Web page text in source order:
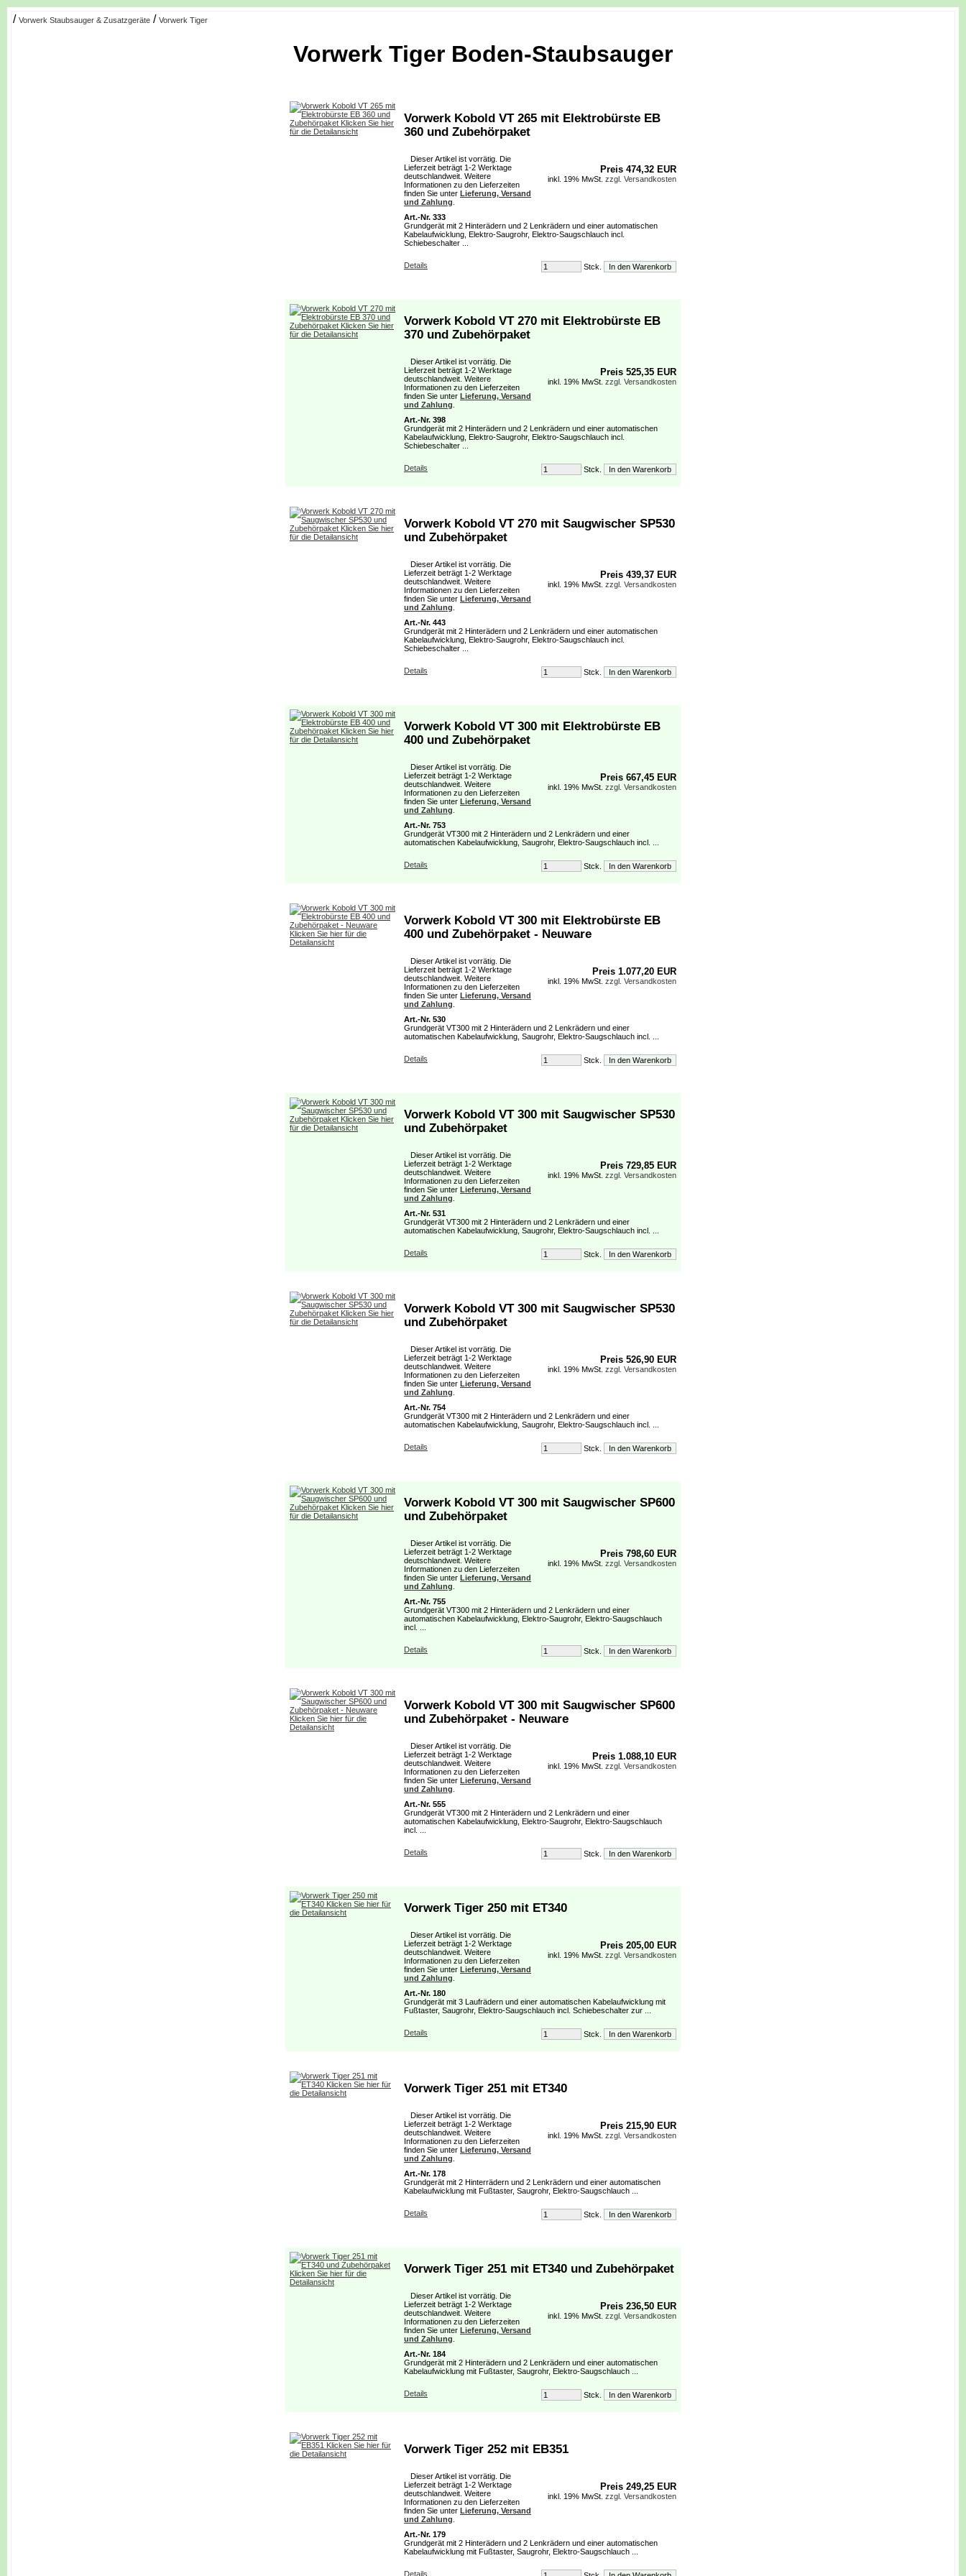
/ Vorwerk Staubsauger & Zusatzgeräte / Vorwerk Tiger
Vorwerk Tiger Boden-Staubsauger
Vorwerk Kobold VT 265 mit Elektrobürste EB
360 und Zubehörpaket
Dieser Artikel ist vorrätig. Die
Lieferzeit beträgt 1-2 Werktage
deutschlandweit. Weitere
Informationen zu den Lieferzeiten
finden Sie unter Lieferung, Versand
und Zahlung
Preis 474,32 EUR
inkl. 19% MwSt. zzgl. Versandkosten
Art.-Nr. 333
Grundgerät mit 2 Hinterädern und 2 Lenkrädern und einer automatischen
Kabelaufwicklung, Elektro-Saugrohr, Elektro-Saugschlauch incl.
Schiebeschalter ...
Details Stck.
Vorwerk Kobold VT 270 mit Elektrobürste EB
370 und Zubehörpaket
Dieser Artikel ist vorrätig. Die
Lieferzeit beträgt 1-2 Werktage
deutschlandweit. Weitere
Informationen zu den Lieferzeiten
finden Sie unter Lieferung, Versand
und Zahlung
Preis 525,35 EUR
inkl. 19% MwSt. zzgl. Versandkosten
Art.-Nr. 398
Grundgerät mit 2 Hinterädern und 2 Lenkrädern und einer automatischen
Kabelaufwicklung, Elektro-Saugrohr, Elektro-Saugschlauch incl.
Schiebeschalter ...
Details Stck.
Vorwerk Kobold VT 270 mit Saugwischer SP530
und Zubehörpaket
Dieser Artikel ist vorrätig. Die
Lieferzeit beträgt 1-2 Werktage
deutschlandweit. Weitere
Informationen zu den Lieferzeiten
finden Sie unter Lieferung, Versand
und Zahlung
Preis 439,37 EUR
inkl. 19% MwSt. zzgl. Versandkosten
Art.-Nr. 443
Grundgerät mit 2 Hinterädern und 2 Lenkrädern und einer automatischen
Kabelaufwicklung, Elektro-Saugrohr, Elektro-Saugschlauch incl.
Schiebeschalter ...
Details Stck.
Vorwerk Kobold VT 300 mit Elektrobürste EB
400 und Zubehörpaket
Dieser Artikel ist vorrätig. Die
Lieferzeit beträgt 1-2 Werktage
deutschlandweit. Weitere
Informationen zu den Lieferzeiten
finden Sie unter Lieferung, Versand
und Zahlung
Preis 667,45 EUR
inkl. 19% MwSt. zzgl. Versandkosten
Art.-Nr. 753
Grundgerät VT300 mit 2 Hinterädern und 2 Lenkrädern und einer
automatischen Kabelaufwicklung, Saugrohr, Elektro-Saugschlauch incl. ...
Details Stck.
Vorwerk Kobold VT 300 mit Elektrobürste EB
400 und Zubehörpaket - Neuware
Dieser Artikel ist vorrätig. Die
Lieferzeit beträgt 1-2 Werktage
deutschlandweit. Weitere
Informationen zu den Lieferzeiten
finden Sie unter Lieferung, Versand
und Zahlung
Preis 1.077,20 EUR
inkl. 19% MwSt. zzgl. Versandkosten
Art.-Nr. 530
Grundgerät VT300 mit 2 Hinterädern und 2 Lenkrädern und einer
automatischen Kabelaufwicklung, Saugrohr, Elektro-Saugschlauch incl. ...
Details Stck.
Vorwerk Kobold VT 300 mit Saugwischer SP530
und Zubehörpaket
Dieser Artikel ist vorrätig. Die
Lieferzeit beträgt 1-2 Werktage
deutschlandweit. Weitere
Informationen zu den Lieferzeiten
finden Sie unter Lieferung, Versand
und Zahlung
Preis 729,85 EUR
inkl. 19% MwSt. zzgl. Versandkosten
Art.-Nr. 531
Grundgerät VT300 mit 2 Hinterädern und 2 Lenkrädern und einer
automatischen Kabelaufwicklung, Saugrohr, Elektro-Saugschlauch incl. ...
Details Stck.
Vorwerk Kobold VT 300 mit Saugwischer SP530
und Zubehörpaket
Dieser Artikel ist vorrätig. Die
Lieferzeit beträgt 1-2 Werktage
deutschlandweit. Weitere
Informationen zu den Lieferzeiten
finden Sie unter Lieferung, Versand
und Zahlung
Preis 526,90 EUR
inkl. 19% MwSt. zzgl. Versandkosten
Art.-Nr. 754
Grundgerät VT300 mit 2 Hinterädern und 2 Lenkrädern und einer
automatischen Kabelaufwicklung, Saugrohr, Elektro-Saugschlauch incl. ...
Details Stck.
Vorwerk Kobold VT 300 mit Saugwischer SP600
und Zubehörpaket
Dieser Artikel ist vorrätig. Die
Lieferzeit beträgt 1-2 Werktage
deutschlandweit. Weitere
Informationen zu den Lieferzeiten
finden Sie unter Lieferung, Versand
und Zahlung
Preis 798,60 EUR
inkl. 19% MwSt. zzgl. Versandkosten
Art.-Nr. 755
Grundgerät VT300 mit 2 Hinterädern und 2 Lenkrädern und einer
automatischen Kabelaufwicklung, Elektro-Saugrohr, Elektro-Saugschlauch
incl. ...
Details Stck.
Vorwerk Kobold VT 300 mit Saugwischer SP600
und Zubehörpaket - Neuware
Dieser Artikel ist vorrätig. Die
Lieferzeit beträgt 1-2 Werktage
deutschlandweit. Weitere
Informationen zu den Lieferzeiten
finden Sie unter Lieferung, Versand
und Zahlung
Preis 1.088,10 EUR
inkl. 19% MwSt. zzgl. Versandkosten
Art.-Nr. 555
Grundgerät VT300 mit 2 Hinterädern und 2 Lenkrädern und einer
automatischen Kabelaufwicklung, Elektro-Saugrohr, Elektro-Saugschlauch
incl. ...
Details Stck.
Vorwerk Tiger 250 mit ET340
Dieser Artikel ist vorrätig. Die
Lieferzeit beträgt 1-2 Werktage
deutschlandweit. Weitere
Informationen zu den Lieferzeiten
finden Sie unter Lieferung, Versand
und Zahlung
Preis 205,00 EUR
inkl. 19% MwSt. zzgl. Versandkosten
Art.-Nr. 180
Grundgerät mit 3 Laufrädern und einer automatischen Kabelaufwicklung mit
Fußtaster, Saugrohr, Elektro-Saugschlauch incl. Schiebeschalter zur ...
Details Stck.
Vorwerk Tiger 251 mit ET340
Dieser Artikel ist vorrätig. Die
Lieferzeit beträgt 1-2 Werktage
deutschlandweit. Weitere
Informationen zu den Lieferzeiten
finden Sie unter Lieferung, Versand
und Zahlung
Preis 215,90 EUR
inkl. 19% MwSt. zzgl. Versandkosten
Art.-Nr. 178
Grundgerät mit 2 Hinterrädern und 2 Lenkrädern und einer automatischen
Kabelaufwicklung mit Fußtaster, Saugrohr, Elektro-Saugschlauch ...
Details Stck.
Vorwerk Tiger 251 mit ET340 und Zubehörpaket
Dieser Artikel ist vorrätig. Die
Lieferzeit beträgt 1-2 Werktage
deutschlandweit. Weitere
Informationen zu den Lieferzeiten
finden Sie unter Lieferung, Versand
und Zahlung
Preis 236,50 EUR
inkl. 19% MwSt. zzgl. Versandkosten
Art.-Nr. 184
Grundgerät mit 2 Hinterädern und 2 Lenkrädern und einer automatischen
Kabelaufwicklung mit Fußtaster, Saugrohr, Elektro-Saugschlauch ...
Details Stck.
Vorwerk Tiger 252 mit EB351
Dieser Artikel ist vorrätig. Die
Lieferzeit beträgt 1-2 Werktage
deutschlandweit. Weitere
Informationen zu den Lieferzeiten
finden Sie unter Lieferung, Versand
und Zahlung
Preis 249,25 EUR
inkl. 19% MwSt. zzgl. Versandkosten
Art.-Nr. 179
Grundgerät mit 2 Hinterädern und 2 Lenkrädern und einer automatischen
Kabelaufwicklung mit Fußtaster, Saugrohr, Elektro-Saugschlauch ...
Details